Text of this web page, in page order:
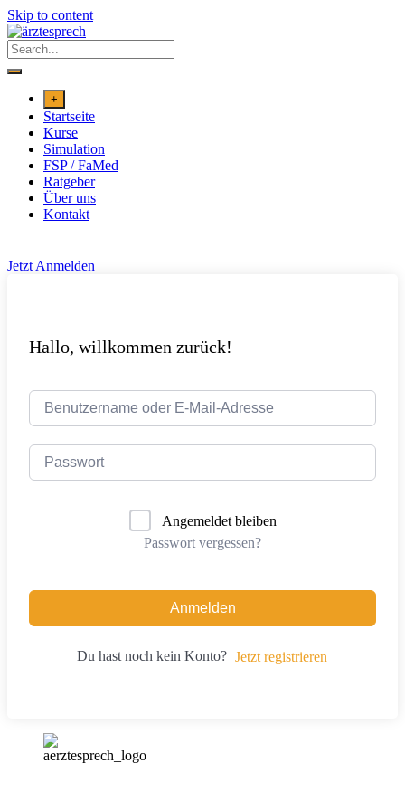
Skip to content
+
Startseite
Kurse
Simulation
FSP / FaMed
Ratgeber
Über uns
Kontakt
Jetzt Anmelden
Hallo, willkommen zurück!
Angemeldet bleiben
Passwort vergessen?
Anmelden
Du hast noch kein Konto? Jetzt registrieren